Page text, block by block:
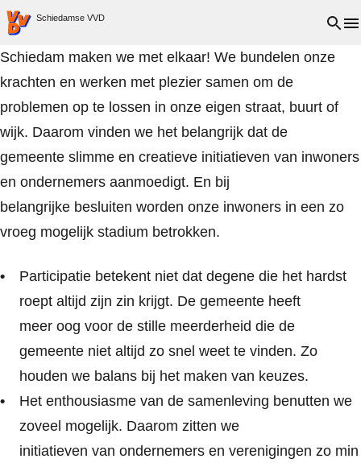
VVD.nl - Ga naar de homepage
Schiedamse VVD Open
Schiedam maken we met elkaar! We bundelen onze
krachten en werken met plezier samen om de
problemen op te lossen in onze eigen straat, buurt of
wijk. Daarom vinden we het belangrijk dat de
gemeente slimme en creatieve initiatieven van inwoners
en ondernemers aanmoedigt. En bij
belangrijke besluiten worden onze inwoners in een zo
vroeg mogelijk stadium betrokken.
Participatie betekent niet dat degene die het hardst
roept altijd zijn zin krijgt. De gemeente heeft
meer oog voor de stille meerderheid die de
gemeente niet altijd zo snel weet te vinden. Zo
houden we balans bij het maken van keuzes.
Het enthousiasme van de samenleving benutten we
zoveel mogelijk. Daarom zitten we
initiatieven van ondernemers en verenigingen zo min